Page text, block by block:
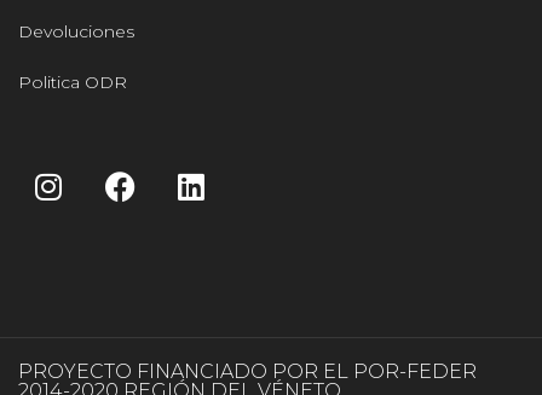
Devoluciones
Politica ODR
PROYECTO FINANCIADO POR EL POR-FEDER